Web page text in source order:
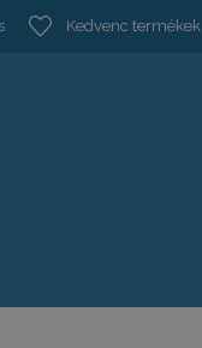
Kedvenc termékek